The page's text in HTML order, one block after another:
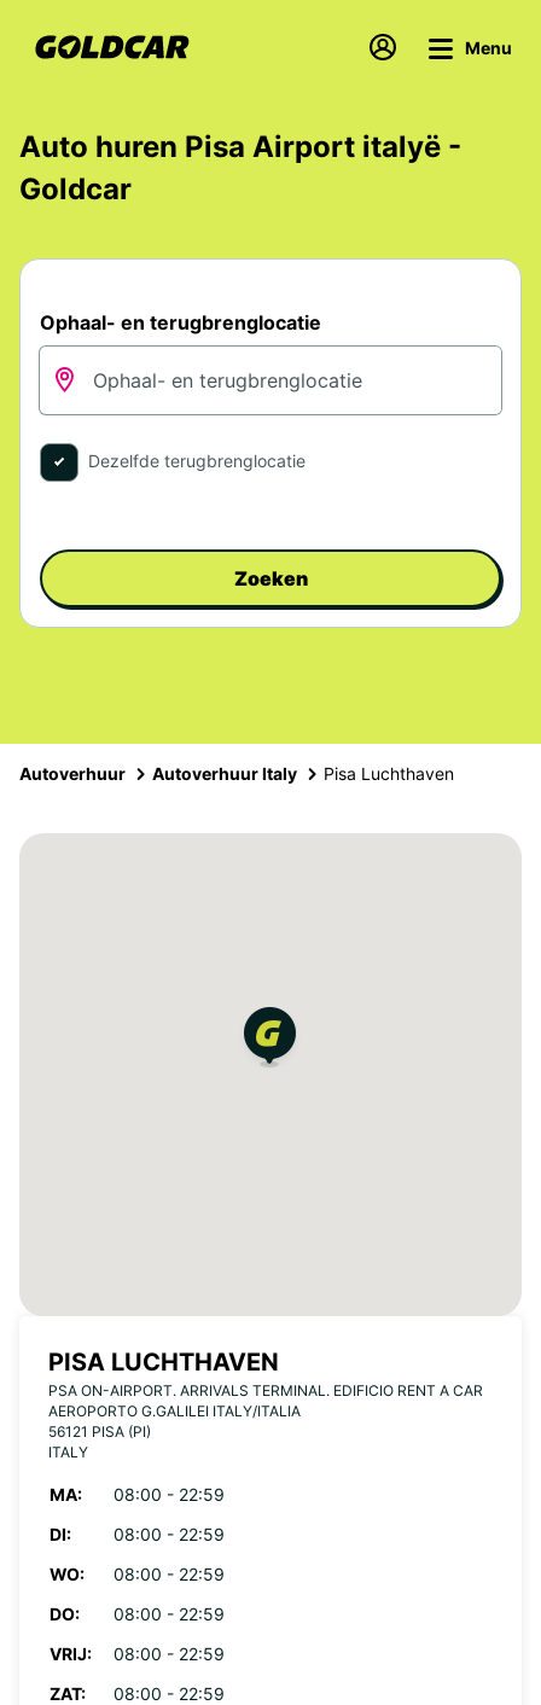
Menu
Auto huren Pisa Airport italyë -
Goldcar
Ophaal- en terugbrenglocatie
Dezelfde terugbrenglocatie
Zoeken
Autoverhuur Autoverhuur Italy Pisa Luchthaven
PISA LUCHTHAVEN
PSA ON-AIRPORT. ARRIVALS TERMINAL. EDIFICIO RENT A CAR
AEROPORTO G.GALILEI ITALY/ITALIA
56121 PISA (PI)
ITALY
MA:
08:00 - 22:59
DI:
08:00 - 22:59
WO:
08:00 - 22:59
DO:
08:00 - 22:59
VRIJ:
08:00 - 22:59
ZAT:
08:00 - 22:59